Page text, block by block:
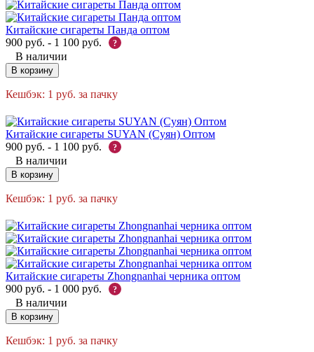
Китайские сигареты Панда оптом
900 руб. - 1 100 руб. ?
В наличии
В корзину
Кешбэк: 1 руб. за пачку
Китайские сигареты SUYAN (Суян) Оптом
900 руб. - 1 100 руб. ?
В наличии
В корзину
Кешбэк: 1 руб. за пачку
Китайские сигареты Zhongnanhai черника оптом
900 руб. - 1 000 руб. ?
В наличии
В корзину
Кешбэк: 1 руб. за пачку